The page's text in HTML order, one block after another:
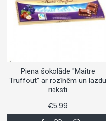
Piena šokolāde "Maitre
Truffout" ar rozīnēm un lazdu
rieksti
€5.99